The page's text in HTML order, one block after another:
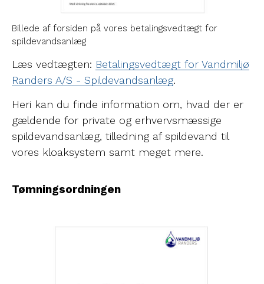
Billede af forsiden på vores betalingsvedtægt for
spildevandsanlæg
Læs vedtægten: Betalingsvedtægt for Vandmiljø
Randers A/S - Spildevandsanlæg.
Heri kan du finde information om, hvad der er
gældende for private og erhvervsmæssige
spildevandsanlæg, tilledning af spildevand til
vores kloaksystem samt meget mere.
Tømningsordningen